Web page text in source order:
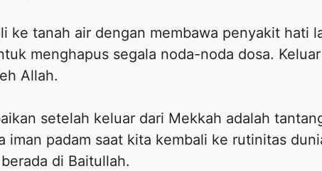
ke tanah air dengan membawa penyakit hati
menghapus segala noda-noda dosa.
Allah.
setelah keluar dari Mekkah adalah
iman padam saat kita kembali ke rutinitas
di Baitullah.